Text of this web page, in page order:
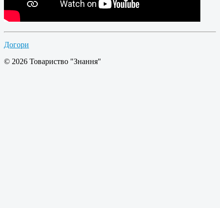
Догори
© 2026 Товариство "Знання"